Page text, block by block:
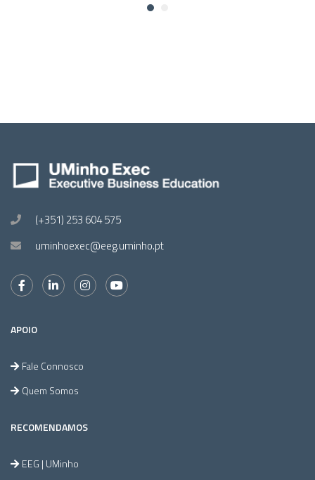
(+351) 253 604 575
uminhoexec@eeg.uminho.pt
APOIO
Fale Connosco
Quem Somos
RECOMENDAMOS
EEG | UMinho